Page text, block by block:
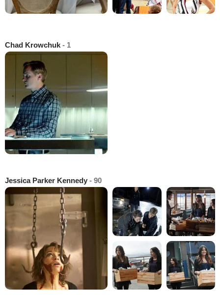
Chad Krowchuk - 1
Jessica Parker Kennedy - 90